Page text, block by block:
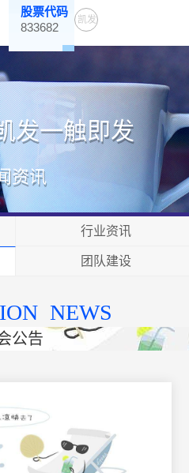
股票代码
833682
凯发
发一触即发
资讯
行业资讯
团队建设
NEWS
公告